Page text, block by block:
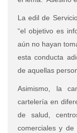
La edil de
“el objetivo es
aún no hayan
esta conducta
de aquellas
Asimismo, la
cartelería en
de salud,
comerciales y de